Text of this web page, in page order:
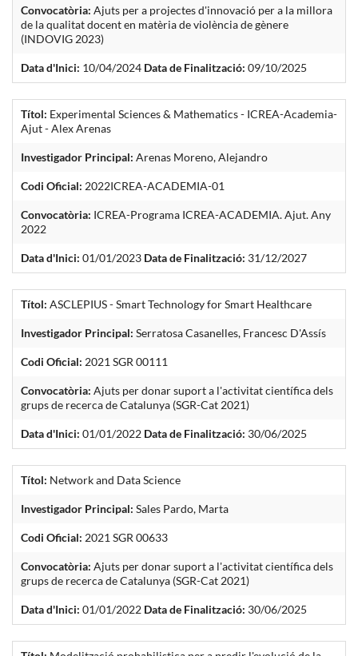
Convocatòria: Ajuts per a projectes d'innovació per a la millora
de la qualitat docent en matèria de violència de gènere
(INDOVIG 2023)
Data d'Inici: 10/04/2024 Data de Finalització: 09/10/2025
Títol: Experimental Sciences & Mathematics - ICREA-Academia-
Ajut - Alex Arenas
Investigador Principal: Arenas Moreno, Alejandro
Codi Oficial: 2022ICREA-ACADEMIA-01
Convocatòria: ICREA-Programa ICREA-ACADEMIA. Ajut. Any
2022
Data d'Inici: 01/01/2023 Data de Finalització: 31/12/2027
Títol: ASCLEPIUS - Smart Technology for Smart Healthcare
Investigador Principal: Serratosa Casanelles, Francesc D'Assís
Codi Oficial: 2021 SGR 00111
Convocatòria: Ajuts per donar suport a l'activitat científica dels
grups de recerca de Catalunya (SGR-Cat 2021)
Data d'Inici: 01/01/2022 Data de Finalització: 30/06/2025
Títol: Network and Data Science
Investigador Principal: Sales Pardo, Marta
Codi Oficial: 2021 SGR 00633
Convocatòria: Ajuts per donar suport a l'activitat científica dels
grups de recerca de Catalunya (SGR-Cat 2021)
Data d'Inici: 01/01/2022 Data de Finalització: 30/06/2025